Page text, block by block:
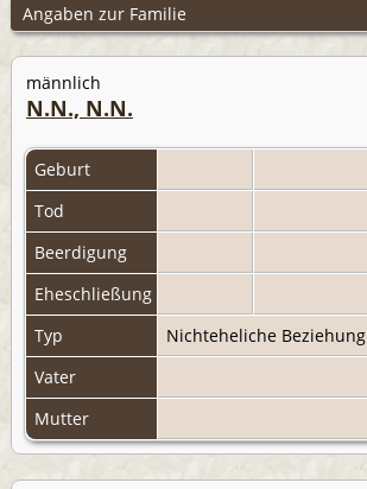
Angaben zur Familie
männlich
N.N., N.N.
Geburt
Tod
Beerdigung
Eheschließung
Typ
Nichteheliche Beziehung
Vater
Mutter